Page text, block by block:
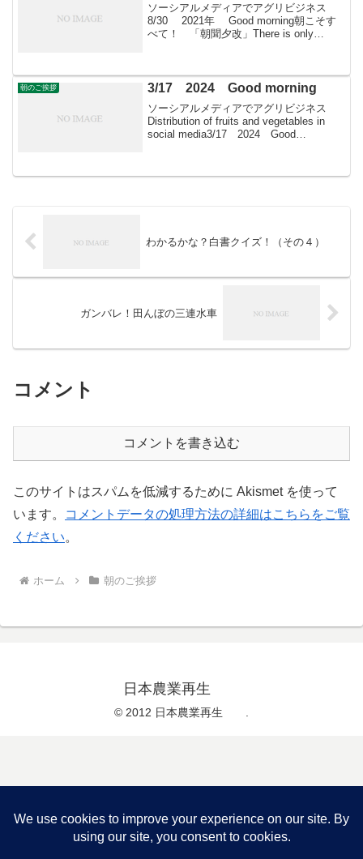
ソーシアルメディアでアグリビジネス
8/30 2021年 Good morning朝こそす
べて！ 「朝聞夕改」There is only
朝のご挨拶 3/17 2024 Good morning
ソーシアルメディアでアグリビジネス
Distribution of fruits and vegetables in
social media3/17 2024 Good
わかるかな？白書クイズ！（その４）
ガンバレ！田んぼの三連水車
コメント
コメントを書き込む
このサイトはスパムを低減するために Akismet を使って
います。
コメントデータの処理方法の詳細はこちらをご覧
ください。
ホーム 朝のご挨拶
日本農業再生
© 2012 日本農業再生 .